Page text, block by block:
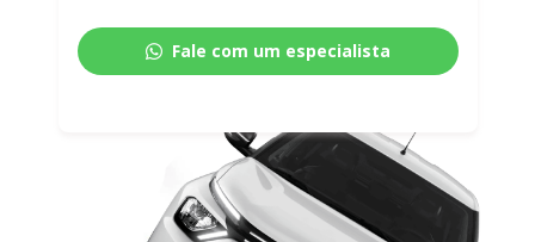
Fale com um especialista